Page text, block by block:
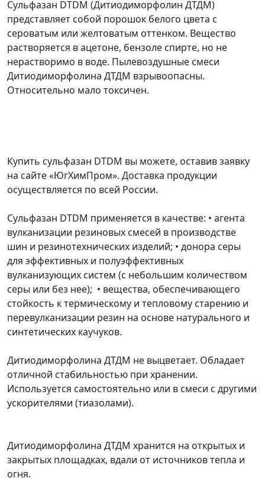
Сульфазан DTDM (Дитиодиморфолин ДТДМ)
представляет собой порошок белого цвета с
сероватым или желтоватым оттенком. Вещество
растворяется в ацетоне, бензоле спирте, но не
нерастворимо в воде. Пылевоздушные смеси
Дитиодиморфолина ДТДМ взрывоопасны.
Относительно мало токсичен.
Купить сульфазан DTDM вы можете, оставив заявку
на сайте «ЮгХимПром». Доставка продукции
осуществляется по всей России.
Сульфазан DTDM применяется в качестве: • агента
вулканизации резиновых смесей в производстве
шин и резинотехнических изделий; • донора серы
для эффективных и полуэффективных
вулканизующих систем (с небольшим количеством
серы или без нее); • вещества, обеспечивающего
стойкость к термическому и тепловому старению и
перевулканизации резин на основе натурального и
синтетических каучуков.
Дитиодиморфолина ДТДМ не выцветает. Обладает
отличной стабильностью при хранении.
Используется самостоятельно или в смеси с другими
ускорителями (тиазолами).
Дитиодиморфолина ДТДМ хранится на открытых и
закрытых площадках, вдали от источников тепла и
огня.